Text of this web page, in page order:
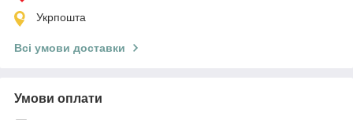
Укрпошта
Всі умови доставки
Умови оплати